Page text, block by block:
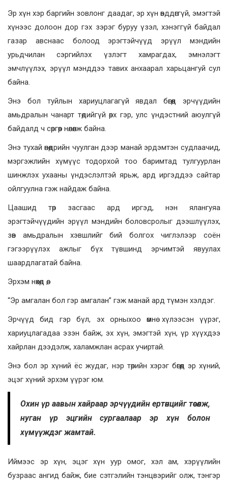
Эр хүн хэр баргийн зовлонг даадаг, эр хүн өвддөггүй, эмэгтэй
хүнээс долоон дор гэх зэрэг буруу үзэл, хэнэггүй байдал
газар авснаас болоод эрэгтэйчүүд эрүүл мэндийн
урьдчилан сэргийлэх үзлэгт хамрагдах, эмнэлэгт
эмчлүүлэх, эрүүл мэнддээ тавих анхаарал харьцангуй сул
байна.
Энэ бол туйлын хариуцлагагүй явдал бөгөөд эрчүүдийн
амьдралын чанарт төдийгүй өрх гэр, улс үндэстний аюулгүй
байдалд ч сөргөөр нөлөөлж байна.
Энэ тухай өнөөдрийн чуулган дээр манай эрдэмтэн судлаачид,
мэргэжлийн хүмүүс тодорхой тоо баримтад тулгуурлан
шинжлэх ухааны үндэслэлтэй ярьж, ард иргэддээ сайтар
ойлгуулна гэж найдаж байна.
Цаашид төр засгаас ард иргэд, нэн ялангуяа
эрэгтэйчүүдийн эрүүл мэндийн боловсролыг дээшлүүлэх,
зөв амьдралын хэвшлийг бий болгох чиглэлээр соён
гэгээрүүлэх ажлыг бүх түвшинд эрчимтэй явуулах
шаардлагатай байна.
Эрхэм нөхөд өө,
“Эр амгалан бол гэр амгалан” гэж манай ард түмэн хэлдэг.
Эрчүүд бид гэр бүл, эх орныхоо өмнө хүлээсэн үүрэг,
хариуцлагадаа эзэн байж, эх хүн, эмэгтэй хүн, үр хүүхдээ
хайрлан дээдэлж, халамжлан асрах учиртай.
Энэ бол эр хүний ёс жудаг, нэр төрийн хэрэг бөгөөд эр хүний,
эцэг хүний эрхэм үүрэг юм.
Охин үр аавын хайраар эрчүүдийн ертөнцийг төсөөлж,
нуган үр эцгийн сургаалаар эр хүн болон
хүмүүждэг жамтай.
Иймээс эр хүн, эцэг хүн уур омог, хэл ам, хэрүүлийн
бузраас ангид байж, бие сэтгэлийн тэнцвэрийг олж, тэнгэр